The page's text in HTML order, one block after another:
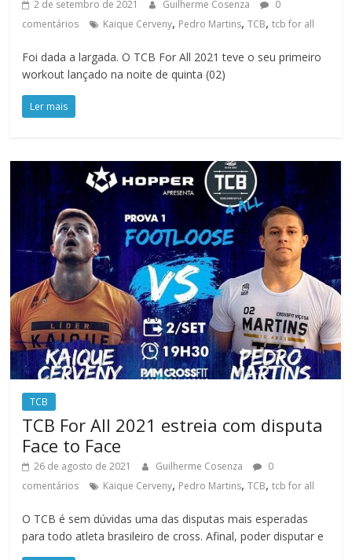
2 de setembro de 2021 Guilherme Cosenza
0
comentários
Kaique Cerveny, Pedro Martins,TCB,tcb for all
Foi dada a largada. O TCB For All 2021 teve o seu primeiro
workout lançado na noite de quinta (02)
Ler mais
TCB
TCB For All 2021 estreia com disputa
Face to Face
26 de agosto de 2021 Guilherme Cosenza
0
comentários
Kaique Cerveny, Pedro Martins,TCB,tcb for all
O TCB é sem dúvidas uma das disputas mais esperadas
para todo atleta brasileiro de cross. Afinal, poder disputar e